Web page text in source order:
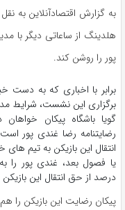
به گزارش اقتصادآنلاین به نقل
هلدینگ از ساعاتی دیگر با
پور را روشن کند.
برابر با اخباری که به دست
برگزاری این نشست، شرایط
گویا باشگاه پیکان
انتقال این بازیکن به تیم
یا فصول بعد، غندی پور را
درصد از حق انتقال این
پیکان رضایت این بازیکن را